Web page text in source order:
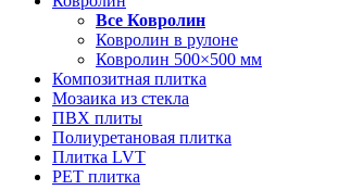
Все Ковролин
Ковролин в рулоне
Ковролин 500×500 мм
Композитная плитка
Мозаика из стекла
ПВХ плиты
Полиуретановая плитка
Плитка LVT
РЕТ плитка